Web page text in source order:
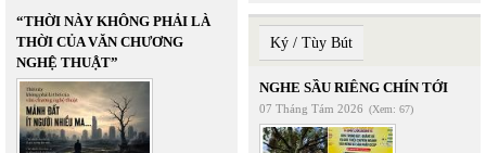
“THỜI NÀY KHÔNG PHẢI LÀ
THỜI CỦA VĂN CHƯƠNG
NGHỆ THUẬT”
Ký / Tùy Bút
NGHE SẦU RIÊNG CHÍN TỚI
07 Tháng Tám 2026 (Xem: 67)